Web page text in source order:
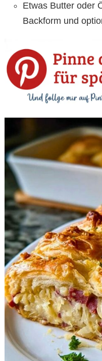
Etwas Butter oder
Backform und